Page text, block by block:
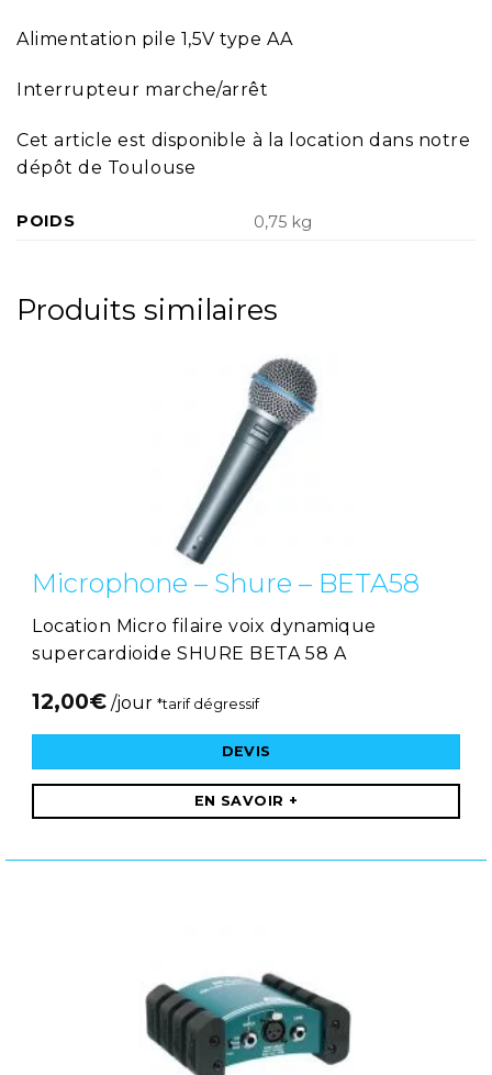
Alimentation pile 1,5V type AA
Interrupteur marche/arrêt
Cet article est disponible à la location dans notre
dépôt de Toulouse
POIDS 0,75 kg
Produits similaires
Microphone – Shure – BETA58
Location Micro filaire voix dynamique
supercardioide SHURE BETA 58 A
12,00€ /jour *tarif dégressif
DEVIS
EN SAVOIR +